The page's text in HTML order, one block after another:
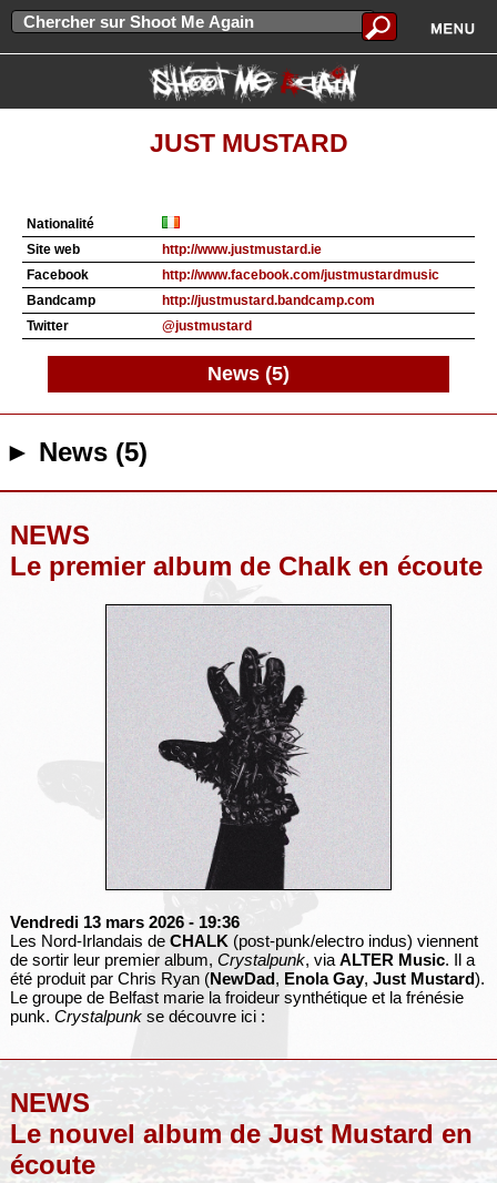
JUST MUSTARD
Nationalité
Site web
http://www.justmustard.ie
Facebook
http://www.facebook.com/justmustardmusic
Bandcamp
http://justmustard.bandcamp.com
Twitter
@justmustard
News (5)
► News (5)
NEWS
Le premier album de Chalk en écoute
Vendredi 13 mars 2026 - 19:36
Les Nord-Irlandais de CHALK (post-punk/electro indus) viennent
de sortir leur premier album, Crystalpunk, via ALTER Music. Il a
été produit par Chris Ryan (NewDad, Enola Gay, Just Mustard).
Le groupe de Belfast marie la froideur synthétique et la frénésie
punk. Crystalpunkse découvre ici :
NEWS
Le nouvel album de Just Mustard en
écoute